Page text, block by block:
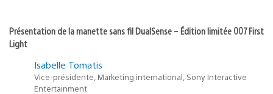
Présentation de la manette sans fil DualSense – Édition limitée 007 First
Light
Isabelle Tomatis
Vice-présidente, Marketing international, Sony Interactive
Entertainment